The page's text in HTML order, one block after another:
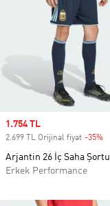
Sale price
1.754 TL
2.699 TL Orijinal fiyat -35%
Arjantin 26 İç Saha Şortu
Erkek Performance